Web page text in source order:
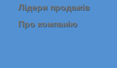
Лідери продажів
Про компанію